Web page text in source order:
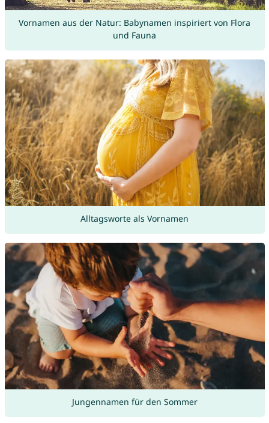
Vornamen aus der Natur: Babynamen inspiriert von Flora
und Fauna
Alltagsworte als Vornamen
Jungennamen für den Sommer